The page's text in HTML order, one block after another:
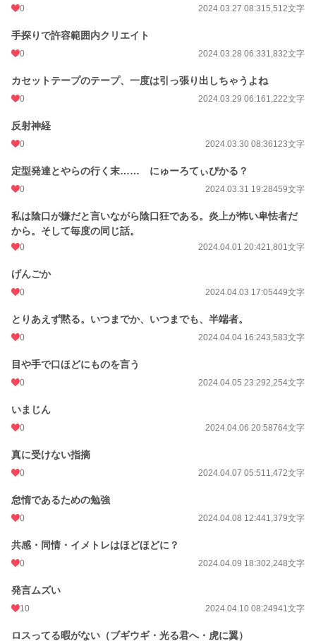
0 2024.03.27 08:315,512文字
手探りで許容範囲内クリエイト
0 2024.03.28 06:331,832文字
カセットテープのテープ、一度は引っ張り出しちゃうよね
0 2024.03.29 06:161,222文字
反射神経
0 2024.03.30 08:36123文字
定型発達とやらの行く末…… にゅーろてぃぴかる？
0 2024.03.31 19:28459文字
私は陰口が嫌だと言いながら陰口狂である。炎上が怖い卑怯者だ
から。そして毎度の同じ話。
0 2024.04.01 20:421,801文字
げんごか
0 2024.04.03 17:05449文字
とりあえず黙る。いつまでか、いつまでも、半端者。
0 2024.04.04 16:243,583文字
目や手で口ほどにものを言う
0 2024.04.05 23:292,254文字
いまじん
0 2024.04.06 20:58764文字
真に受けない指摘
0 2024.04.07 05:511,472文字
怠惰であるための勉強
0 2024.04.08 12:441,379文字
共感・同情・イメトレはほどほどに？
0 2024.04.09 18:302,248文字
発言ムズい
10 2024.04.10 08:24941文字
ロスってる暇がない（ブギウギ・光る君へ・虎に翼）